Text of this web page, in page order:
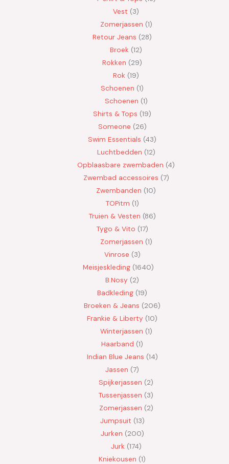
Vest
3
Zomerjassen 1
Retour Jeans
28
Broek 12
Rokken
29
Rok 19
Schoenen 1
Schoenen 1
Shirts & Tops 19
Someone 26
Swim Essentials 43
Luchtbedden 12
Opblaasbare zwembaden 4
Zwembad accessoires 7
Zwembanden 10
TOPitm 1
Truien & Vesten 86
Tygo & Vito 17
Zomerjassen 1
Vinrose 3
Meisjeskleding 1640
B.Nosy
2
Badkleding 19
Broeken & Jeans
206
Frankie & Liberty 10
Winterjassen 1
Haarband 1
Indian Blue Jeans 14
Jassen 7
Spijkerjassen
2
Tussenjassen
3
Zomerjassen 2
Jumpsuit 13
Jurken 200
Jurk 174
Kniekousen 1